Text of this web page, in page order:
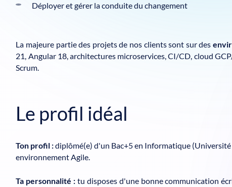
Déployer et gérer la conduite du changement
La majeure partie des projets de nos clients sont sur des
21, Angular 18, architectures microservices, CI/CD, cloud
Scrum.
Le profil idéal
Ton profil :diplômé(e) d'un Bac+5 en Informatique
environnement Agile.
Ta personnalité : tu disposes d'une bonne communication